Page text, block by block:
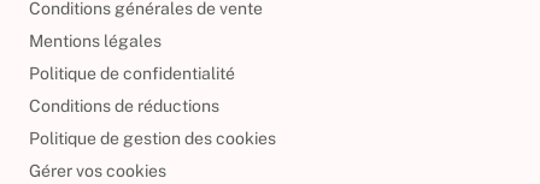
Conditions générales de vente
Mentions légales
Politique de confidentialité
Conditions de réductions
Politique de gestion des cookies
Gérer vos cookies